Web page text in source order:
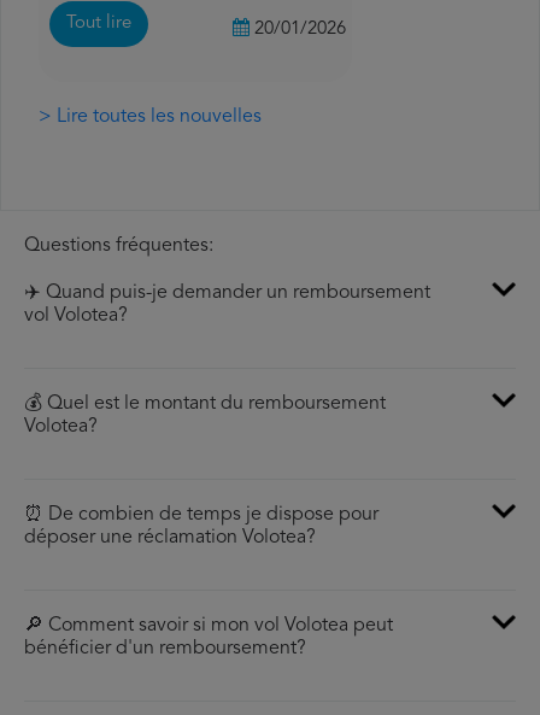
Tout lire 20/01/2026
> Lire toutes les nouvelles
Questions fréquentes:
✈️ Quand puis-je demander un remboursement
vol Volotea?
💰 Quel est le montant du remboursement
Volotea?
⏰ De combien de temps je dispose pour
déposer une réclamation Volotea?
🔎 Comment savoir si mon vol Volotea peut
bénéficier d'un remboursement?